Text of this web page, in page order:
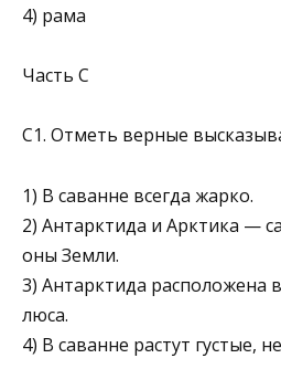
4) рама
Часть С
С1. Отметь верные
1) В саванне всегда жарко.
2) Антарктида и Арктика —
оны Земли.
3) Антарктида
люса.
4) В саванне растут густые,